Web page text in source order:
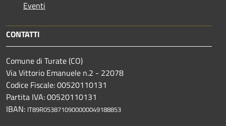
Eventi
CONTATTI
Comune di Turate (CO)
Via Vittorio Emanuele n.2 - 22078
Codice Fiscale: 00520110131
Partita IVA: 00520110131
IBAN: IT89R0538710900000049188853